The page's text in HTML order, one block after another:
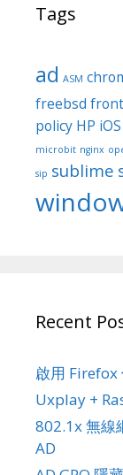
Tags
ad ASM
freebsd front
policy HP iOS
microbit nginx
sip sublime
Recent
啟用 Firefox
Uxplay +
802.1x 無線
AD